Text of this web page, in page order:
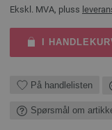
Ekskl. MVA, pluss
I
På handlelisten
Spørsmål om